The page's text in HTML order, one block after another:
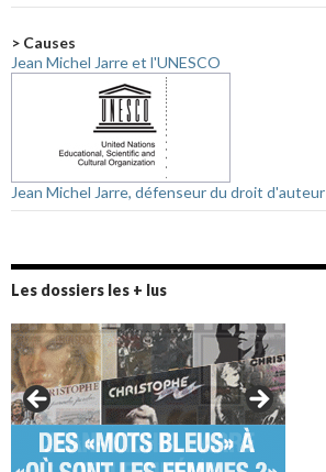
> Causes
Jean Michel Jarre et l'UNESCO
Jean Michel Jarre, défenseur du droit d'auteur
Les dossiers les + lus